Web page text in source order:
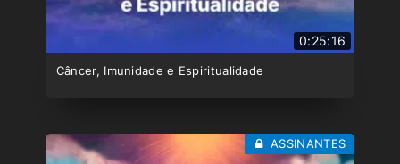
0:25:16
Câncer, Imunidade e Espiritualidade
ASSINANTES